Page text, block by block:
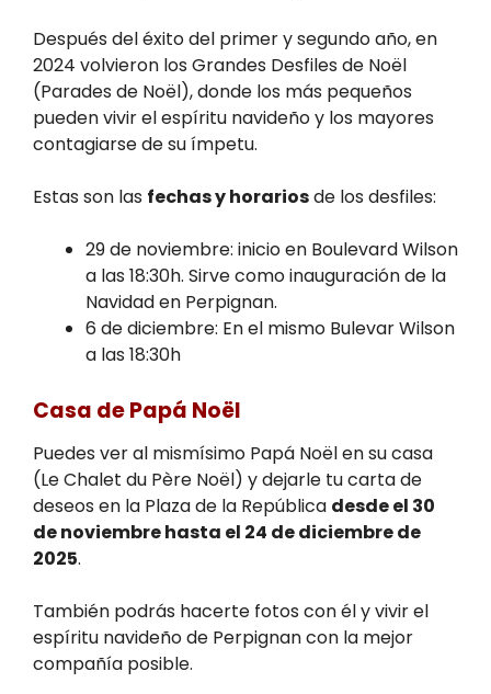
Después del éxito del primer y segundo año, en
2024 volvieron los Grandes Desfiles de Noël
(Parades de Noël), donde los más pequeños
pueden vivir el espíritu navideño y los mayores
contagiarse de su ímpetu.
Estas son las fechas y horariosde los desfiles:
29 de noviembre: inicio en Boulevard Wilson
a las 18:30h. Sirve como inauguración de la
Navidad en Perpignan.
6 de diciembre: En el mismo Bulevar Wilson
a las 18:30h
Casa de Papá Noël
Puedes ver al mismísimo Papá Noël en su casa
(Le Chalet du Père Noël) y dejarle tu carta de
deseos en la Plaza de la República desde el 30
de noviembre hasta el 24 de diciembre de
2025.
También podrás hacerte fotos con él y vivir el
espíritu navideño de Perpignan con la mejor
compañía posible.